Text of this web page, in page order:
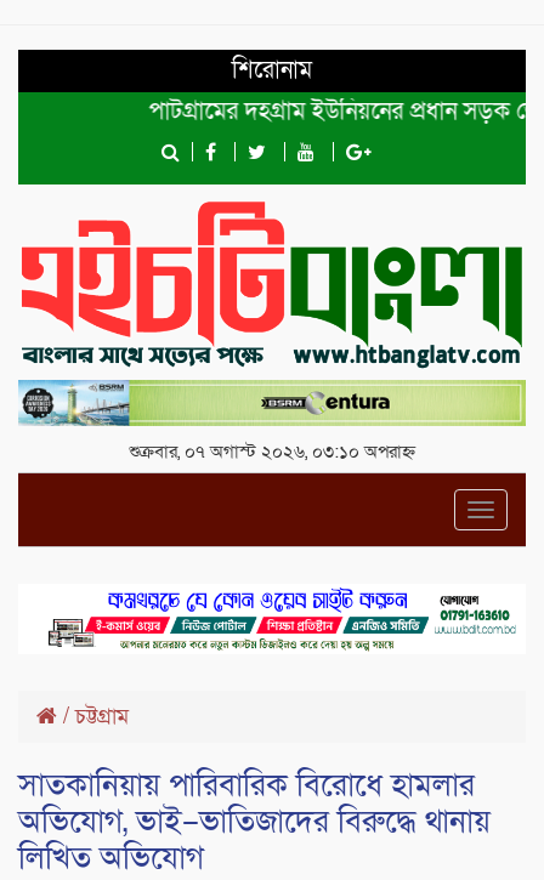
শিরোনাম
পাটগ্রামের দহগ্রাম ইউনিয়নের প্রধান সড়ক ভেঙ্গে
শুক্রবার, ০৭ অগাস্ট ২০২৬, ০৩:১০ অপরাহ্ন
/চট্টগ্রাম
সাতকানিয়ায় পারিবারিক বিরোধে হামলার
অভিযোগ, ভাই–ভাতিজাদের বিরুদ্ধে থানায়
লিখিত অভিযোগ